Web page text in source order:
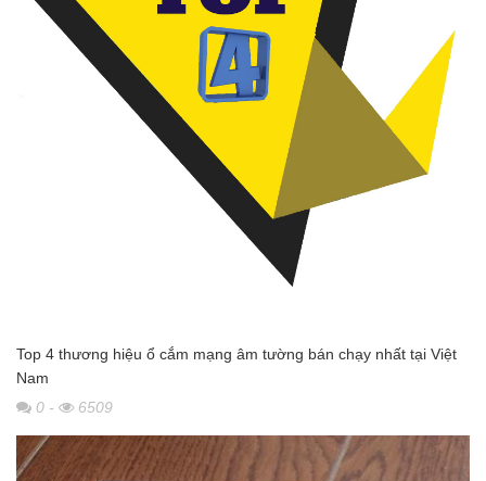
Top 4 thương hiệu ổ cắm mạng âm tường bán chạy nhất tại Việt
Nam
0 - 6509